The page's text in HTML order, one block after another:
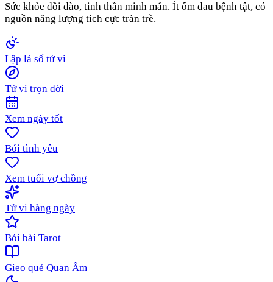
Sức khỏe dồi dào, tinh thần minh mẫn. Ít ốm đau bệnh tật, có
nguồn năng lượng tích cực tràn trề.
Lập lá số tử vi
Tử vi trọn đời
Xem ngày tốt
Bói tình yêu
Xem tuổi vợ chồng
Tử vi hàng ngày
Bói bài Tarot
Gieo quẻ Quan Âm